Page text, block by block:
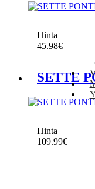
Hinta
45.98€
SETTE
Hinta
109.99€